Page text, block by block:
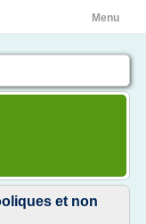
Menu
et non